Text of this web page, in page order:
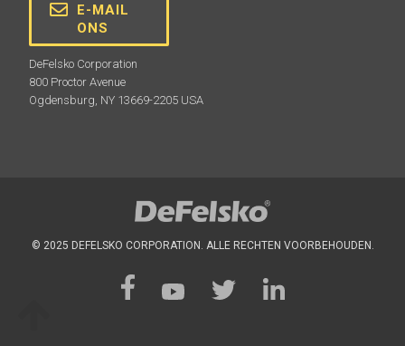
E-MAIL
ONS
DeFelsko Corporation
800 Proctor Avenue
Ogdensburg, NY 13669-2205 USA
© 2025 DEFELSKO CORPORATION. ALLE RECHTEN VOORBEHOUDEN.